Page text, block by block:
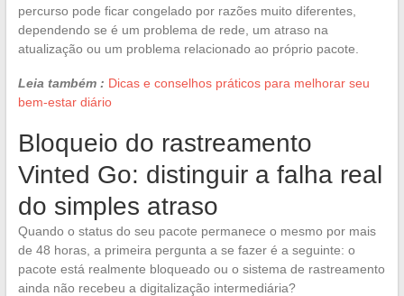
percurso pode ficar congelado por razões muito diferentes,
dependendo se é um problema de rede, um atraso na
atualização ou um problema relacionado ao próprio pacote.
Leia também : Dicas e conselhos práticos para melhorar seu
bem-estar diário
Bloqueio do rastreamento
Vinted Go: distinguir a falha real
do simples atraso
Quando o status do seu pacote permanece o mesmo por mais
de 48 horas, a primeira pergunta a se fazer é a seguinte: o
pacote está realmente bloqueado ou o sistema de rastreamento
ainda não recebeu a digitalização intermediária?